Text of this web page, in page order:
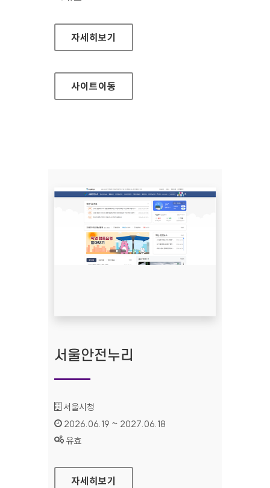
(사)한국장애인단체총연합회 한국정보접근성인
자세히보기
사이트이동
서울안전누리
기관명 :
서울시청
인증기간 :
2026.06.19 ~ 2027.06.18
상태 :
유효
서울안전누리
자세히보기